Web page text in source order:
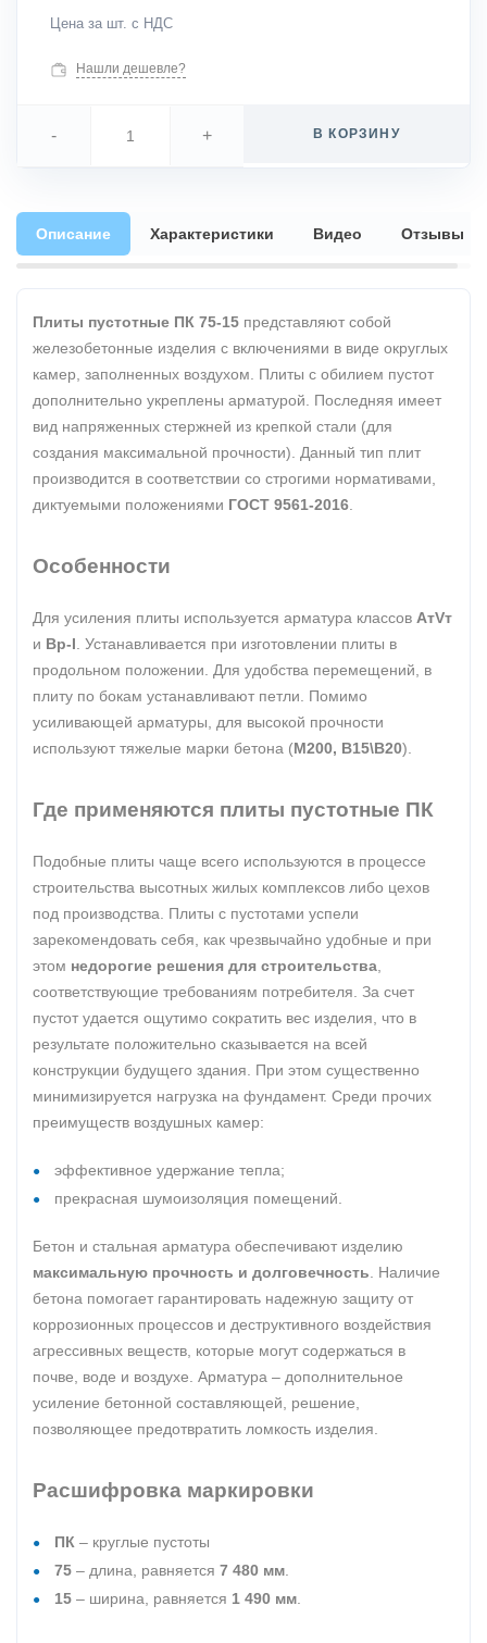
Цена за шт. с НДС
Нашли дешевле?
- + В КОРЗИНУ
Описание Характеристики Видео Отзывы
Плиты пустотные ПК 75-15 представляют собой
железобетонные изделия с включениями в виде округлых
камер, заполненных воздухом. Плиты с обилием пустот
дополнительно укреплены арматурой. Последняя имеет
вид напряженных стержней из крепкой стали (для
создания максимальной прочности). Данный тип плит
производится в соответствии со строгими нормативами,
диктуемыми положениями ГОСТ 9561-2016
Особенности
Для усиления плиты используется арматура классов АтVт
и Вр-I . Устанавливается при изготовлении плиты в
продольном положении. Для удобства перемещений, в
плиту по бокам устанавливают петли. Помимо
усиливающей арматуры, для высокой прочности
используют тяжелые марки бетона (М200, В15\В20).
Где применяются плиты пустотные ПК
Подобные плиты чаще всего используются в процессе
строительства высотных жилых комплексов либо цехов
под производства. Плиты с пустотами успели
зарекомендовать себя, как чрезвычайно удобные и при
этом недорогие решения для строительства
соответствующие требованиям потребителя. За счет
пустот удается ощутимо сократить вес изделия, что в
результате положительно сказывается на всей
конструкции будущего здания. При этом существенно
минимизируется нагрузка на фундамент. Среди прочих
преимуществ воздушных камер:
эффективное удержание тепла;
прекрасная шумоизоляция помещений.
Бетон и стальная арматура обеспечивают изделию
максимальную прочность и долговечность . Наличие
бетона помогает гарантировать надежную защиту от
коррозионных процессов и деструктивного воздействия
агрессивных веществ, которые могут содержаться в
почве, воде и воздухе. Арматура – дополнительное
усиление бетонной составляющей, решение,
позволяющее предотвратить ломкость изделия.
Расшифровка маркировки
ПК – круглые пустоты
75 – длина, равняется 7 480 мм
15 – ширина, равняется 1 490 мм